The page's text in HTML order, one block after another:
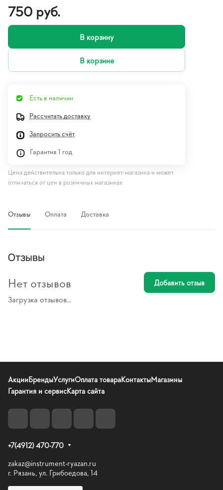
750 руб.
В корзину
В корзине
Есть в наличии
Рассчитать доставку
Запросить счёт
Гарантия 1 год
Цена действительна только для интернет-магазина и может
отличаться от цен в розничных магазинах
Отзывы Оплата Доставка
Отзывы
Загрузка отзывов...
Нет отзывов Добавить отзыв
АкцииБрендыУслугиОплата товараКонтактыМагазины
Гарантия и сервисКарта сайта
+7(4912) 470-770
zakaz@instrument-ryazan.ru
г. Рязань, ул. Грибоедова, 14